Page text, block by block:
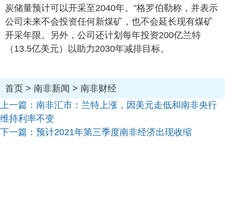
炭储量预计可以开采至2040年。”格罗伯勒称，并表示
公司未来不会投资任何新煤矿，也不会延长现有煤矿
开采年限。另外，公司还计划每年投资200亿兰特
（13.5亿美元）以助力2030年减排目标。
首页 > 南非新闻 > 南非财经
上一篇： 南非汇市：兰特上涨，因美元走低和南非央行
维持利率不变
下一篇： 预计2021年第三季度南非经济出现收缩